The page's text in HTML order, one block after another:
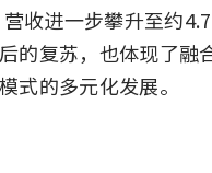
收进一步攀升至约
的复苏，也体现了融
式的多元化发展。